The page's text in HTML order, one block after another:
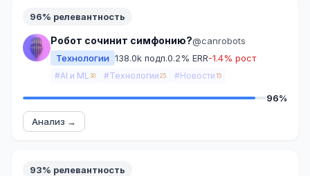
96% релевантность
Робот сочинит симфонию?@canrobots
Технологии 138.0k подп.0.2% ERR-1.4% рост
#AI и ML 30 #Технологии 25 #Новости 15
96%
Анализ →
93% релевантность